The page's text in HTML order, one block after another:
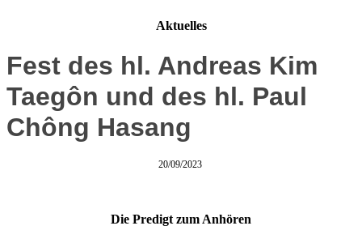
Aktuelles
Fest des hl. Andreas Kim
Taegôn und des hl. Paul
Chông Hasang
20/09/2023
Die Predigt zum Anhören